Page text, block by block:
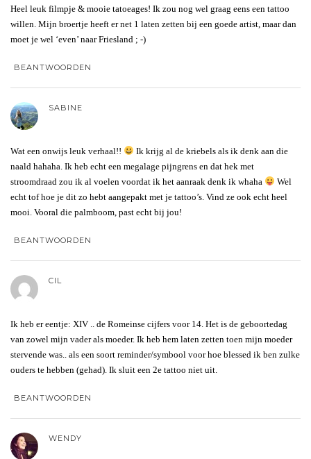
Heel leuk filmpje & mooie tatoeages! Ik zou nog wel graag eens een tattoo
willen. Mijn broertje heeft er net 1 laten zetten bij een goede artist, maar dan
moet je wel ‘even’ naar Friesland ; -)
BEANTWOORDEN
SABINE
Wat een onwijs leuk verhaal!!
Ik krijg al de kriebels als ik denk aan die
naald hahaha. Ik heb echt een megalage pijngrens en dat hek met
stroomdraad zou ik al voelen voordat ik het aanraak denk ik whaha
Wel
echt tof hoe je dit zo hebt aangepakt met je tattoo’s. Vind ze ook echt heel
mooi. Vooral die palmboom, past echt bij jou!
BEANTWOORDEN
CIL
Ik heb er eentje: XIV .. de Romeinse cijfers voor 14. Het is de geboortedag
van zowel mijn vader als moeder. Ik heb hem laten zetten toen mijn moeder
stervende was.. als een soort reminder/symbool voor hoe blessed ik ben zulke
ouders te hebben (gehad). Ik sluit een 2e tattoo niet uit.
BEANTWOORDEN
WENDY